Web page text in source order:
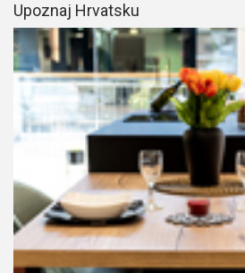
Upoznaj Hrvatsku